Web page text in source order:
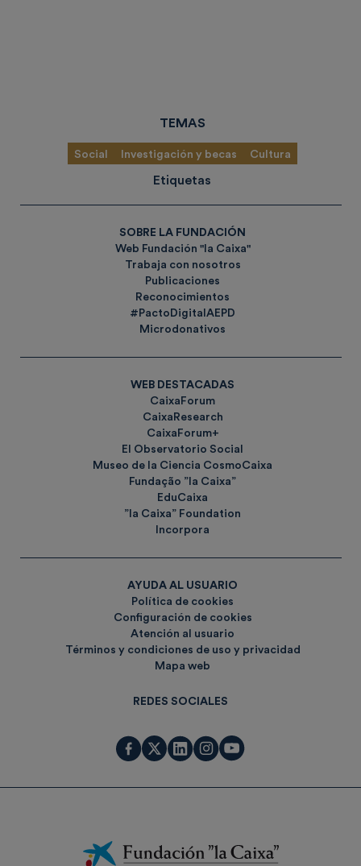
TEMAS
Social Investigación y becas Cultura
Etiquetas
SOBRE LA FUNDACIÓN
Web Fundación "la Caixa"
Trabaja con nosotros
Publicaciones
Reconocimientos
#PactoDigitalAEPD
Microdonativos
WEB DESTACADAS
CaixaForum
CaixaResearch
CaixaForum+
El Observatorio Social
Museo de la Ciencia CosmoCaixa
Fundação ”la Caixa”
EduCaixa
”la Caixa” Foundation
Incorpora
AYUDA AL USUARIO
Política de cookies
Configuración de cookies
Atención al usuario
Términos y condiciones de uso y privacidad
Mapa web
REDES SOCIALES
Fundación
La